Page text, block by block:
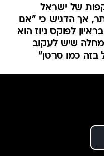
של ישראל
אך הדגיש כי "אם
לפוקס ניוז הוא
שיש לעקוב
בזה כמו סרטן"